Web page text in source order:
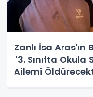
Zanlı İsa Aras'ın
''3. Sınıfta
Ailemi